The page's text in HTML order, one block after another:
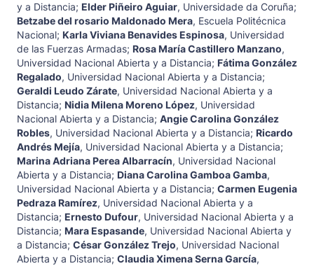
y a Distancia; Elder Piñeiro Aguiar, Universidade da Coruña;
Betzabe del rosario Maldonado Mera, Escuela Politécnica
Nacional; Karla Viviana Benavides Espinosa, Universidad
de las Fuerzas Armadas; Rosa María Castillero Manzano,
Universidad Nacional Abierta y a Distancia; Fátima González
Regalado, Universidad Nacional Abierta y a Distancia;
Geraldi Leudo Zárate, Universidad Nacional Abierta y a
Distancia; Nidia Milena Moreno López, Universidad
Nacional Abierta y a Distancia; Angie Carolina González
Robles, Universidad Nacional Abierta y a Distancia; Ricardo
Andrés Mejía, Universidad Nacional Abierta y a Distancia;
Marina Adriana Perea Albarracín, Universidad Nacional
Abierta y a Distancia; Diana Carolina Gamboa Gamba,
Universidad Nacional Abierta y a Distancia; Carmen Eugenia
Pedraza Ramírez, Universidad Nacional Abierta y a
Distancia; Ernesto Dufour, Universidad Nacional Abierta y a
Distancia; Mara Espasande, Universidad Nacional Abierta y
a Distancia; César González Trejo, Universidad Nacional
Abierta y a Distancia; Claudia Ximena Serna García,